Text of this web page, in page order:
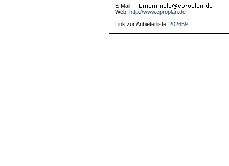
E-Mail:
Web: http://www.eproplan.de
Link zur Anbieterliste:202659